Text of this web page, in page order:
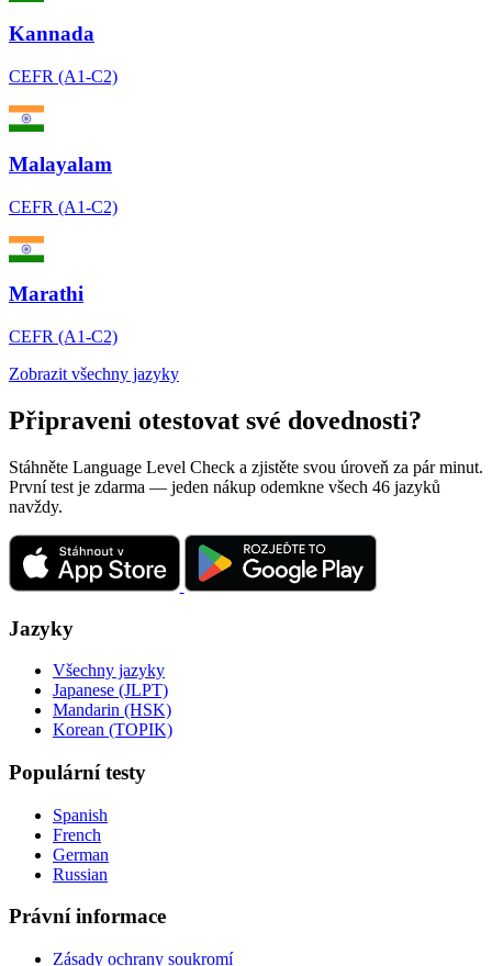
Kannada
CEFR (A1-C2)
Malayalam
CEFR (A1-C2)
Marathi
CEFR (A1-C2)
Zobrazit všechny jazyky
Připraveni otestovat své dovednosti?
Stáhněte Language Level Check a zjistěte svou úroveň za pár minut.
První test je zdarma — jeden nákup odemkne všech 46 jazyků
navždy.
Jazyky
Všechny jazyky
Japanese (JLPT)
Mandarin (HSK)
Korean (TOPIK)
Populární testy
Spanish
French
German
Russian
Právní informace
Zásady ochrany soukromí